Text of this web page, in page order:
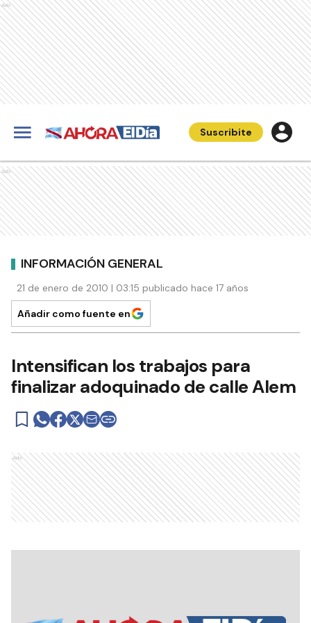
Ads
Suscribite
Ads
INFORMACIÓN GENERAL
21 de enero de 2010 | 03:15 publicado hace 17 años
Añadir como fuente en
Intensifican los trabajos para
finalizar adoquinado de calle Alem
Ads